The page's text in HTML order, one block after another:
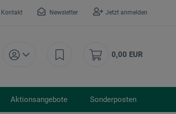
Kontakt Newsletter Jetzt anmelden
0,00 EUR
Aktionsangebote Sonderposten